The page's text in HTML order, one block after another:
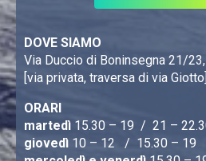
DOVE SIAMO
Via Duccio di Boninsegna 21/
[via privata, traversa di via Giotto]
ORARI
martedì 15.30 – 19 / 21 –
giovedì 10 – 12 / 15.30 – 19